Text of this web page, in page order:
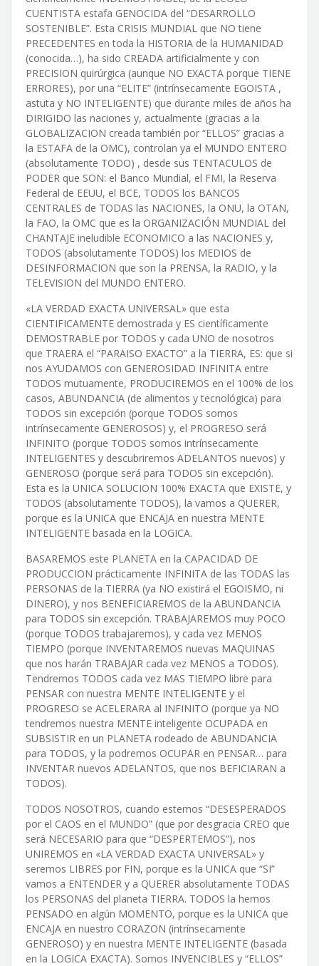
CUENTISTA estafa GENOCIDA del “DESARROLLO
SOSTENIBLE”. Esta CRISIS MUNDIAL que NO tiene
PRECEDENTES en toda la HISTORIA de la HUMANIDAD
(conocida…), ha sido CREADA artificialmente y con
PRECISION quirúrgica (aunque NO EXACTA porque TIENE
ERRORES), por una “ELITE” (intrínsecamente EGOISTA ,
astuta y NO INTELIGENTE) que durante miles de años ha
DIRIGIDO las naciones y, actualmente (gracias a la
GLOBALIZACION creada también por “ELLOS” gracias a
la ESTAFA de la OMC), controlan ya el MUNDO ENTERO
(absolutamente TODO) , desde sus TENTACULOS de
PODER que SON: el Banco Mundial, el FMI, la Reserva
Federal de EEUU, el BCE, TODOS los BANCOS
CENTRALES de TODAS las NACIONES, la ONU, la OTAN,
la FAO, la OMC que es la ORGANIZACIÓN MUNDIAL del
CHANTAJE ineludible ECONOMICO a las NACIONES y,
TODOS (absolutamente TODOS) los MEDIOS de
DESINFORMACION que son la PRENSA, la RADIO, y la
TELEVISION del MUNDO ENTERO.
«LA VERDAD EXACTA UNIVERSAL» que esta
CIENTIFICAMENTE demostrada y ES científicamente
DEMOSTRABLE por TODOS y cada UNO de nosotros
que TRAERA el “PARAISO EXACTO” a la TIERRA, ES: que si
nos AYUDAMOS con GENEROSIDAD INFINITA entre
TODOS mutuamente, PRODUCIREMOS en el 100% de los
casos, ABUNDANCIA (de alimentos y tecnológica) para
TODOS sin excepción (porque TODOS somos
intrínsecamente GENEROSOS) y, el PROGRESO será
INFINITO (porque TODOS somos intrínsecamente
INTELIGENTES y descubriremos ADELANTOS nuevos) y
GENEROSO (porque será para TODOS sin excepción).
Esta es la UNICA SOLUCION 100% EXACTA que EXISTE, y
TODOS (absolutamente TODOS), la vamos a QUERER,
porque es la UNICA que ENCAJA en nuestra MENTE
INTELIGENTE basada en la LOGICA.
BASAREMOS este PLANETA en la CAPACIDAD DE
PRODUCCION prácticamente INFINITA de las TODAS las
PERSONAS de la TIERRA (ya NO existirá el EGOISMO, ni
DINERO), y nos BENEFICIAREMOS de la ABUNDANCIA
para TODOS sin excepción. TRABAJAREMOS muy POCO
(porque TODOS trabajaremos), y cada vez MENOS
TIEMPO (porque INVENTAREMOS nuevas MAQUINAS
que nos harán TRABAJAR cada vez MENOS a TODOS).
Tendremos TODOS cada vez MAS TIEMPO libre para
PENSAR con nuestra MENTE INTELIGENTE y el
PROGRESO se ACELERARA al INFINITO (porque ya NO
tendremos nuestra MENTE inteligente OCUPADA en
SUBSISTIR en un PLANETA rodeado de ABUNDANCIA
para TODOS, y la podremos OCUPAR en PENSAR… para
INVENTAR nuevos ADELANTOS, que nos BEFICIARAN a
TODOS).
TODOS NOSOTROS, cuando estemos “DESESPERADOS
por el CAOS en el MUNDO” (que por desgracia CREO que
será NECESARIO para que “DESPERTEMOS”), nos
UNIREMOS en «LA VERDAD EXACTA UNIVERSAL» y
seremos LIBRES por FIN, porque es la UNICA que “SI”
vamos a ENTENDER y a QUERER absolutamente TODAS
los PERSONAS del planeta TIERRA. TODOS la hemos
PENSADO en algún MOMENTO, porque es la UNICA que
ENCAJA en nuestro CORAZON (intrínsecamente
GENEROSO) y en nuestra MENTE INTELIGENTE (basada
en la LOGICA EXACTA). Somos INVENCIBLES y “ELLOS”